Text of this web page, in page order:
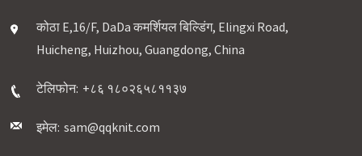
कोठा E,16/F, DaDa कमर्शियल बिल्डिंग, Elingxi Road,
Huicheng, Huizhou, Guangdong, China
टेलिफोन: +८६ १८०२६५८११३७
इमेल: sam@qqknit.com